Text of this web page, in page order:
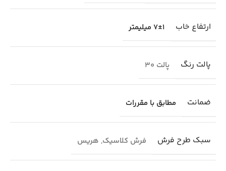
ارتفاع خاب 7±1 میلیمتر
پالت رنگ پالت 30
ضمانت مطابق با مقررات
سبک طرح فرش فرش کلاسیک, هریس